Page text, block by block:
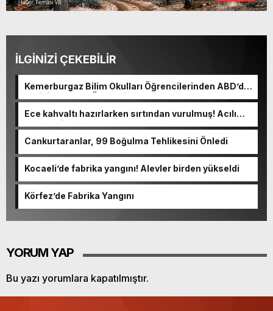
İLGİNİZİ ÇEKEBİLİR
Kemerburgaz Bilim Okulları Öğrencilerinden ABD’de
Tarihi Başarı: 6 Öğrenci 14 Madalya Kazandı
Ece kahvaltı hazırlarken sırtından vurulmuş! Acılı
anne: Evime patates almak haram
Cankurtaranlar, 99 Boğulma Tehlikesini Önledi
Kocaeli’de fabrika yangını! Alevler birden yükseldi
Körfez’de Fabrika Yangını
YORUM YAP
Bu yazı yorumlara kapatılmıştır.